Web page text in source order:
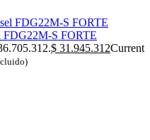
FDG22M-S FORTE
$ 31.945.312Current